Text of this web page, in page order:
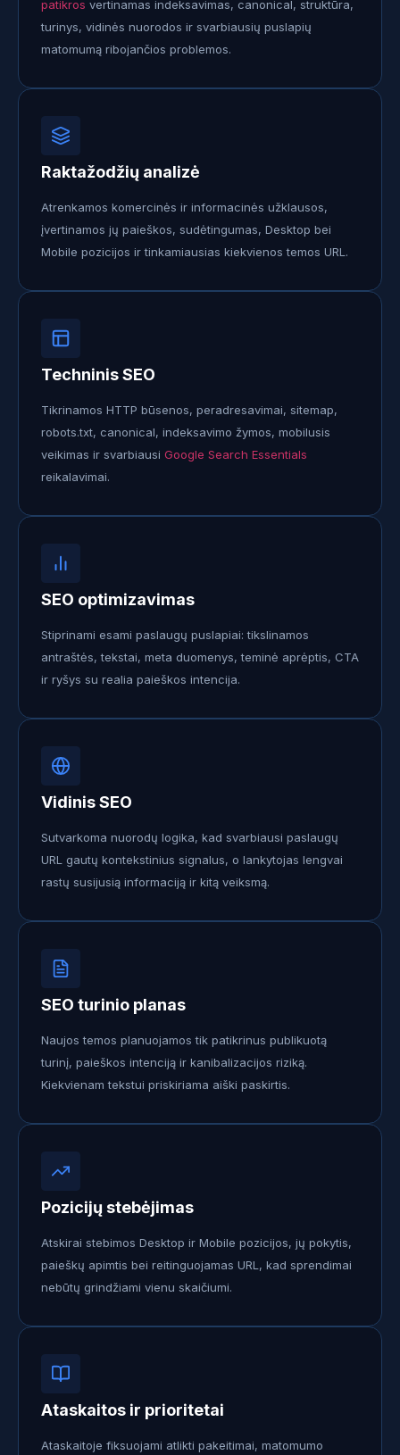
patikros vertinamas indeksavimas, canonical, struktūra,
turinys, vidinės nuorodos ir svarbiausių puslapių
matomumą ribojančios problemos.
Raktažodžių analizė
Atrenkamos komercinės ir informacinės užklausos,
įvertinamos jų paieškos, sudėtingumas, Desktop bei
Mobile pozicijos ir tinkamiausias kiekvienos temos URL.
Techninis SEO
Tikrinamos HTTP būsenos, peradresavimai, sitemap,
robots.txt, canonical, indeksavimo žymos, mobilusis
veikimas ir svarbiausi Google Search Essentials
reikalavimai.
SEO optimizavimas
Stiprinami esami paslaugų puslapiai: tikslinamos
antraštės, tekstai, meta duomenys, teminė aprėptis, CTA
ir ryšys su realia paieškos intencija.
Vidinis SEO
Sutvarkoma nuorodų logika, kad svarbiausi paslaugų
URL gautų kontekstinius signalus, o lankytojas lengvai
rastų susijusią informaciją ir kitą veiksmą.
SEO turinio planas
Naujos temos planuojamos tik patikrinus publikuotą
turinį, paieškos intenciją ir kanibalizacijos riziką.
Kiekvienam tekstui priskiriama aiški paskirtis.
Pozicijų stebėjimas
Atskirai stebimos Desktop ir Mobile pozicijos, jų pokytis,
paieškų apimtis bei reitinguojamas URL, kad sprendimai
nebūtų grindžiami vienu skaičiumi.
Ataskaitos ir prioritetai
Ataskaitoje fiksuojami atlikti pakeitimai, matomumo